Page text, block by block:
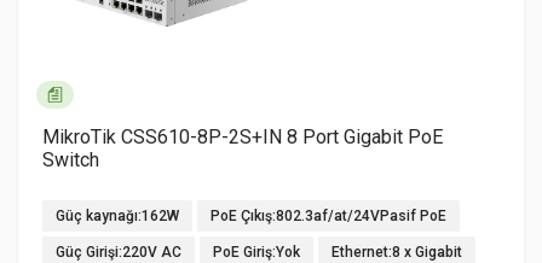
MikroTik CSS610-8P-2S+IN 8 Port Gigabit PoE
Switch
Güç kaynağı:162W PoE Çıkış:802.3af/at/24VPasif PoE
Güç Girişi:220V AC PoE Giriş:Yok Ethernet:8 x Gigabit